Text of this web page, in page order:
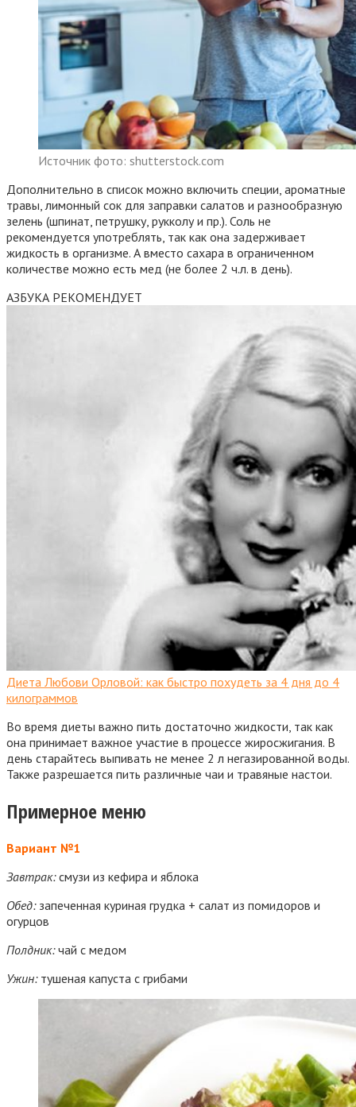
Источник фото: shutterstock.com
Дополнительно в список можно включить специи, ароматные
травы, лимонный сок для заправки салатов и разнообразную
зелень (шпинат, петрушку, рукколу и пр.). Соль не
рекомендуется употреблять, так как она задерживает
жидкость в организме. А вместо сахара в ограниченном
количестве можно есть мед (не более 2 ч.л. в день).
АЗБУКА РЕКОМЕНДУЕТ
Диета Любови Орловой: как быстро похудеть за 4 дня до 4
килограммов
Во время диеты важно пить достаточно жидкости, так как
она принимает важное участие в процессе жиросжигания. В
день старайтесь выпивать не менее 2 л негазированной воды.
Также разрешается пить различные чаи и травяные настои.
Примерное меню
Вариант №1
Завтрак:смузи из кефира и яблока
Обед:запеченная куриная грудка + салат из помидоров и
огурцов
Полдник:чай с медом
Ужин:тушеная капуста с грибами